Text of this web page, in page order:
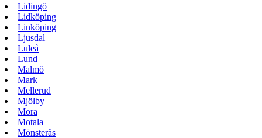
Lidingö
Lidköping
Linköping
Ljusdal
Luleå
Lund
Malmö
Mark
Mellerud
Mjölby
Mora
Motala
Mönsterås